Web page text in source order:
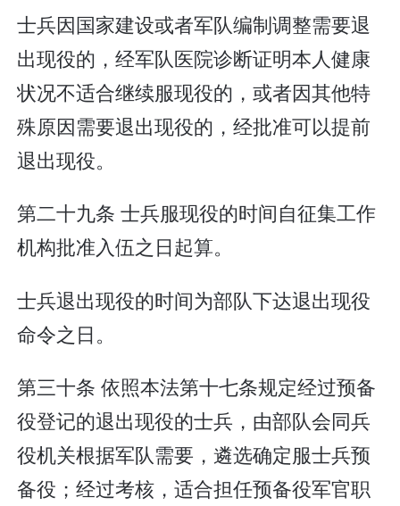
士兵因国家建设或者军队编制调整需要退
出现役的，经军队医院诊断证明本人健康
状况不适合继续服现役的，或者因其他特
殊原因需要退出现役的，经批准可以提前
退出现役。
第二十九条 士兵服现役的时间自征集工作
机构批准入伍之日起算。
士兵退出现役的时间为部队下达退出现役
命令之日。
第三十条 依照本法第十七条规定经过预备
役登记的退出现役的士兵，由部队会同兵
役机关根据军队需要，遴选确定服士兵预
备役；经过考核，适合担任预备役军官职